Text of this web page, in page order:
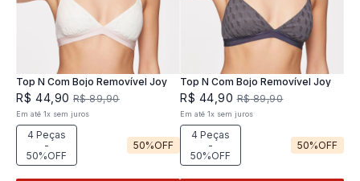
Top N Com Bojo Removível Joy
R$ 44,90 R$ 89,90
Em até1x sem juros
4 Peças
-
50%OFF
50%OFF
Top N Com Bojo Removível Joy
R$ 44,90 R$ 89,90
Em até 1x sem juros
4 Peças
-
50%OFF
50%OFF